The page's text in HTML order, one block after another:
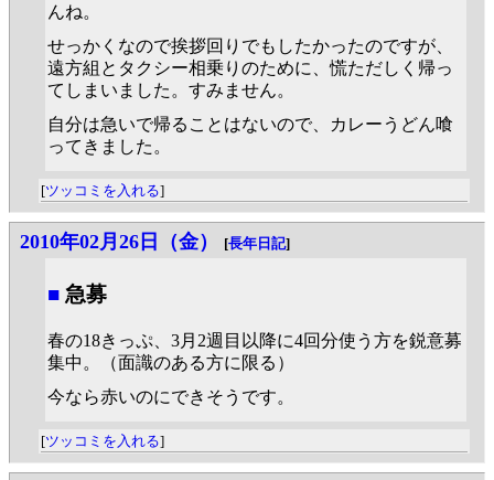
んね。
せっかくなので挨拶回りでもしたかったのですが、
遠方組とタクシー相乗りのために、慌ただしく帰っ
てしまいました。すみません。
自分は急いで帰ることはないので、カレーうどん喰
ってきました。
[ツッコミを入れる]
2010年02月26日（金） [長年日記]
■ 急募
春の18きっぷ、3月2週目以降に4回分使う方を鋭意募
集中。（面識のある方に限る）
今なら赤いのにできそうです。
[ツッコミを入れる]